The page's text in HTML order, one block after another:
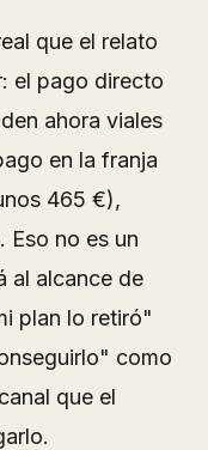
que el relato
el pago directo
ahora viales
en la franja
465 €),
Eso no es un
al alcance de
plan lo retiró"
como
que el